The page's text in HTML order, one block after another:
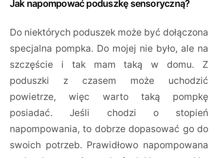
Jak napompować poduszkę sensoryczną?
Do niektórych poduszek może być dołączona
specjalna pompka. Do mojej nie było, ale na
szczęście i tak mam taką w domu. Z
poduszki z czasem może uchodzić
powietrze, więc warto taką pompkę
posiadać. Jeśli chodzi o stopień
napompowania, to dobrze dopasować go do
swoich potrzeb. Prawidłowo napompowana